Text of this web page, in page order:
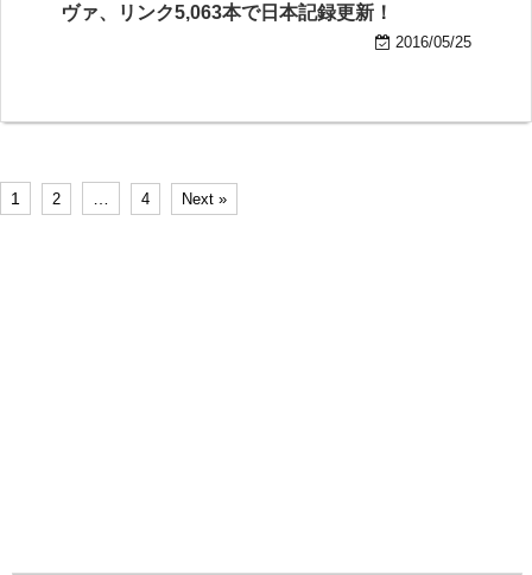
ヴァ、リンク5,063本で日本記録更新！
2016/05/25
1 2 4 Next »